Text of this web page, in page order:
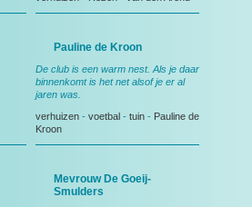
Pauline de Kroon
De club is een warm nest. Als je daar
binnenkomt is het net alsof je er al
jaren was.
verhuizen - voetbal - tuin - Pauline de
Kroon
Mevrouw De Goeij-
Smulders